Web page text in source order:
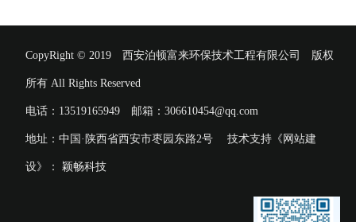
CopyRight © 2019 西安泊顿富来环保技术工程有限公司 版权
所有 All Rights Reserved
电话：13519165949 邮箱：306610454@qq.com
地址：中国·陕西省西安市枣园东路2号 技术支持《网站建
设》： 颖畅科技